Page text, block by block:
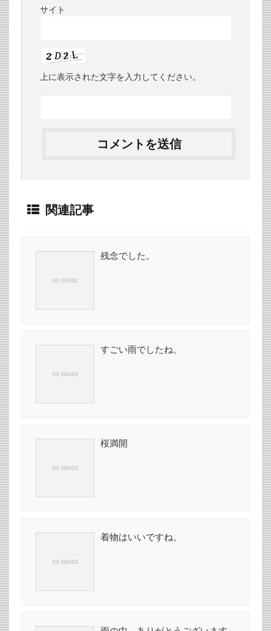
サイト
上に表示された文字を入力してください。
関連記事
残念でした。
すごい雨でしたね。
桜満開
着物はいいですね。